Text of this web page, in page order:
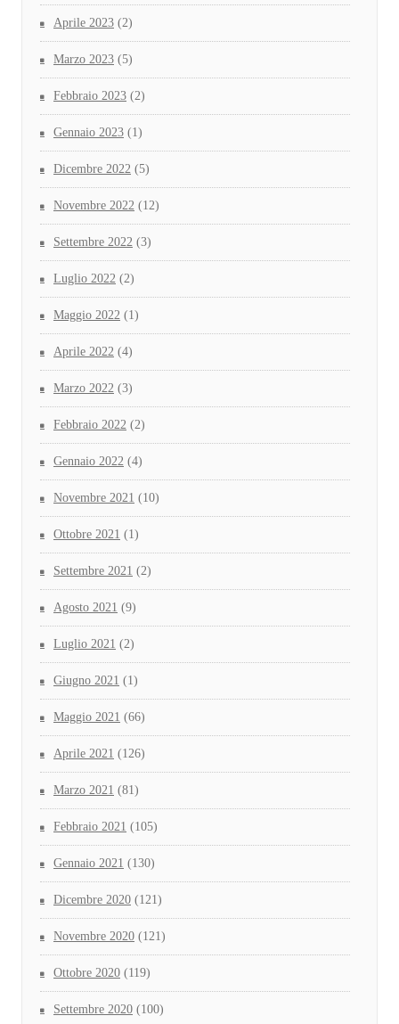
Aprile 2023 (2)
Marzo 2023 (5)
Febbraio 2023 (2)
Gennaio 2023 (1)
Dicembre 2022 (5)
Novembre 2022 (12)
Settembre 2022 (3)
Luglio 2022 (2)
Maggio 2022 (1)
Aprile 2022 (4)
Marzo 2022 (3)
Febbraio 2022 (2)
Gennaio 2022 (4)
Novembre 2021 (10)
Ottobre 2021 (1)
Settembre 2021 (2)
Agosto 2021 (9)
Luglio 2021 (2)
Giugno 2021 (1)
Maggio 2021 (66)
Aprile 2021 (126)
Marzo 2021 (81)
Febbraio 2021 (105)
Gennaio 2021 (130)
Dicembre 2020 (121)
Novembre 2020 (121)
Ottobre 2020 (119)
Settembre 2020 (100)